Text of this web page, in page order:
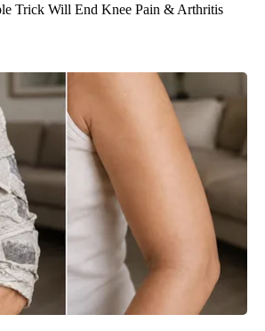
Trick Will End Knee Pain & Arthritis